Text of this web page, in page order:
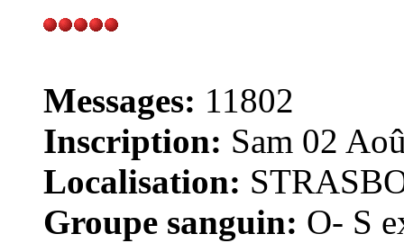
Messages: 11802
Inscription: Sam 02
Localisation:
Groupe sanguin: O- S